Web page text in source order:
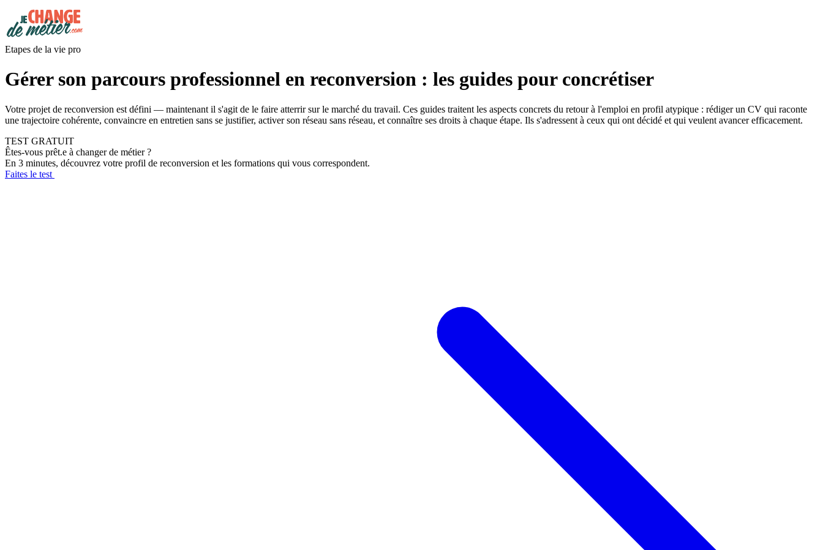
Etapes de la vie pro
Gérer son parcours professionnel en reconversion : les guides pour concrétiser
Votre projet de reconversion est défini — maintenant il s'agit de le faire atterrir sur le marché du travail. Ces guides traitent les aspects concrets du retour à l'emploi en profil atypique : rédiger un CV qui raconte
une trajectoire cohérente, convaincre en entretien sans se justifier, activer son réseau sans réseau, et connaître ses droits à chaque étape. Ils s'adressent à ceux qui ont décidé et qui veulent avancer efficacement.
TEST GRATUIT
Êtes-vous prêt.e à changer de métier ?
En 3 minutes, découvrez votre profil de reconversion et les formations qui vous correspondent.
Faites le test